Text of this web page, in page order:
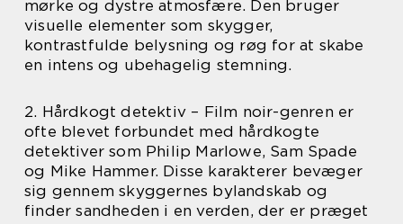
mørke og dystre atmosfære. Den bruger
visuelle elementer som skygger,
kontrastfulde belysning og røg for at skabe
en intens og ubehagelig stemning.
2. Hårdkogt detektiv – Film noir-genren er
ofte blevet forbundet med hårdkogte
detektiver som Philip Marlowe, Sam Spade
og Mike Hammer. Disse karakterer bevæger
sig gennem skyggernes bylandskab og
finder sandheden i en verden, der er præget